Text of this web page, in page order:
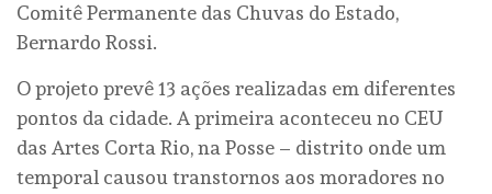
Comitê Permanente das Chuvas do Estado,
Bernardo Rossi.
O projeto prevê 13 ações realizadas em diferentes
pontos da cidade. A primeira aconteceu no CEU
das Artes Corta Rio, na Posse – distrito onde um
temporal causou transtornos aos moradores no